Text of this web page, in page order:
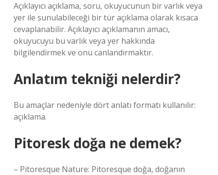
Açıklayıcı açıklama, soru, okuyucunun bir varlık veya
yer ile sunulabileceği bir tür açıklama olarak kısaca
cevaplanabilir. Açıklayıcı açıklamanın amacı,
okuyucuyu bu varlık veya yer hakkında
bilgilendirmek ve onu canlandırmaktır.
Anlatım tekniği nelerdir?
Bu amaçlar nedeniyle dört anlatı formatı kullanılır:
açıklama.
Pitoresk doğa ne demek?
– Pitoresque Nature: Pitoresque doğa, doğanın